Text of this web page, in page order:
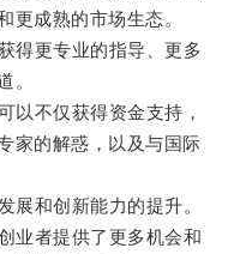
更成熟的市场生态。
更专业的指导、更多
。
不仅获得资金支持，
家的解惑，以及与国际
和创新能力的提升。
者提供了更多机会和